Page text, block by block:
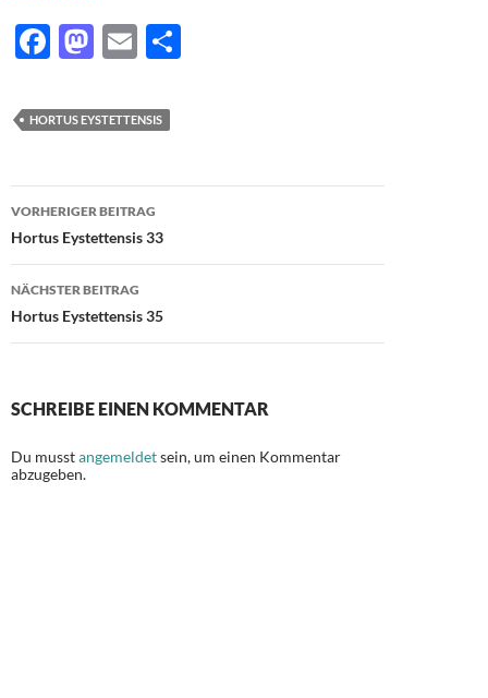
F
e
b
o
o
k
M
to
d
o
n
E
ail
HORTUS EYSTETTENSIS
Beitragsnavigation
VORHERIGER BEITRAG
Hortus Eystettensis 33
NÄCHSTER BEITRAG
Hortus Eystettensis 35
SCHREIBE EINEN KOMMENTAR
Du musstangemeldetsein, um einen Kommentar
abzugeben.